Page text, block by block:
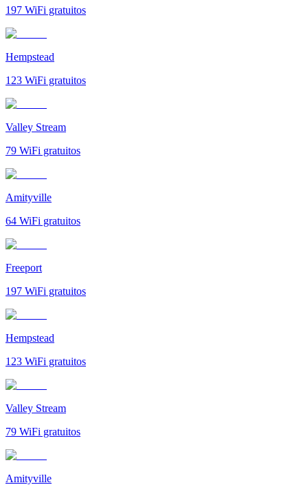
197 WiFi gratuitos
Hempstead
123 WiFi gratuitos
Valley Stream
79 WiFi gratuitos
Amityville
64 WiFi gratuitos
Freeport
197 WiFi gratuitos
Hempstead
123 WiFi gratuitos
Valley Stream
79 WiFi gratuitos
Amityville